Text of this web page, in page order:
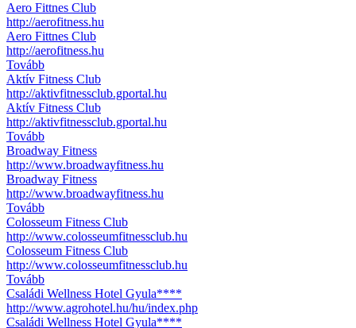
Aero Fittnes Club
http://aerofitness.hu
Aero Fittnes Club
http://aerofitness.hu
Tovább
Aktív Fitness Club
http://aktivfitnessclub.gportal.hu
Aktív Fitness Club
http://aktivfitnessclub.gportal.hu
Tovább
Broadway Fitness
http://www.broadwayfitness.hu
Broadway Fitness
http://www.broadwayfitness.hu
Tovább
Colosseum Fitness Club
http://www.colosseumfitnessclub.hu
Colosseum Fitness Club
http://www.colosseumfitnessclub.hu
Tovább
Családi Wellness Hotel Gyula****
http://www.agrohotel.hu/hu/index.php
Családi Wellness Hotel Gyula****